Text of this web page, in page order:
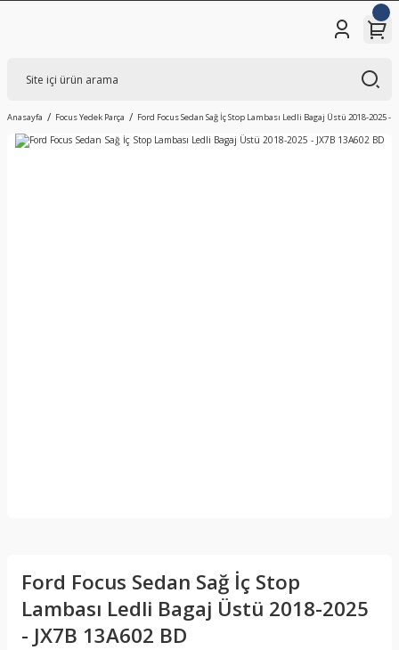
Anasayfa Focus Yedek Parça Ford Focus Sedan Sağ İç Stop Lambası Ledli Bagaj Üstü 2018-2025 -
Ford Focus Sedan Sağ İç Stop
Lambası Ledli Bagaj Üstü 2018-2025
- JX7B 13A602 BD